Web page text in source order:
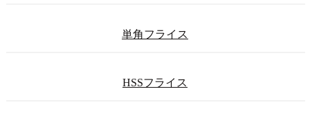
単角フライス
HSSフライス